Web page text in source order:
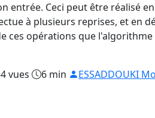
entrée. Ceci peut être réalisé
à plusieurs reprises, et en
ces opérations que
vues 6 min
ESSADDOUKI